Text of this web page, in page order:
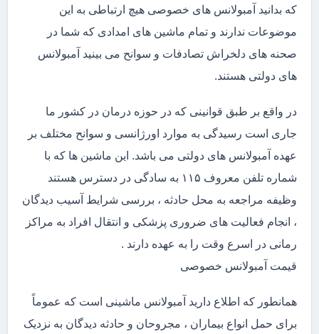
که بدانید آمبولانس های خصوصی هیچ ارتباطی به این
موضوعات ندارند و تمام ماشین های امدادی که شما در
صحنه های دلخراش تصادفات و سوانح می بینید آمبولانس
های دولتی هستند.
در واقع بر طبق قوانینی که در حوزه درمان در کشور ما
جاری است رسیدگی به موارد اورژانسی و سوانح مختلف بر
عهده آمبولانس های دولتی می باشد. این ماشین ها که با
شماره تلفن معروف ۱۱۵ به سادگی در دسترس هستند
وظیفه مراجعه به محل حادثه ، بررسی شرایط آسیب دیدگان
، انجام فعالیت های ضروری پزشکی و انتقال افراد به مراکز
رمانی در اسرع وقت را به عهده دارند .
قیمت آمبولانس خصوصی
همانطور که اطلاع دارید آمبولانس ماشینی است که عموماً
برای حمل انواع بیماران ، مجروحان و حادثه دیدگان به نزدیک